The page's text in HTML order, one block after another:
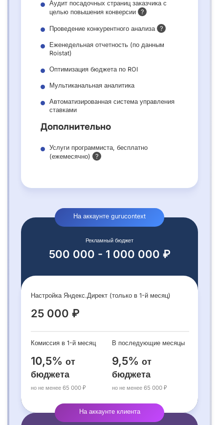
Аудит посадочных страниц заказчика с
целью повышения конверсии
?
Проведение конкурентного анализа ?
Еженедельная отчетность (по данным
Roistat)
Оптимизация бюджета по ROI
Мультиканальная аналитика
Автоматизированная система управления
ставками
Дополнительно
Услуги программиста, бесплатно
(ежемесячно)
?
На аккаунте gurucontext
Рекламный бюджет
500 000 - 1 000 000 ₽
Настройка Яндекс.Директ (только в 1-й месяц)
25 000 ₽
Комиссия в 1-й месяц
10,5% от
бюджета
но не менее 65 000 ₽
В последующие месяцы
9,5% от
бюджета
но не менее 65 000 ₽
На аккаунте клиента